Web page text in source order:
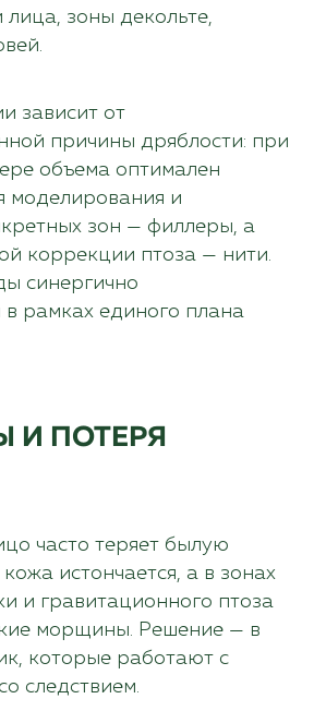
зоны декольте,
зависит от
причины дряблости: при
объема оптимален
моделирования и
зон — филлеры, а
коррекции птоза — нити.
синергично
рамках единого плана
ПОТЕРЯ
часто теряет былую
истончается, а в зонах
и гравитационного птоза
морщины. Решение — в
которые работают с
следствием.